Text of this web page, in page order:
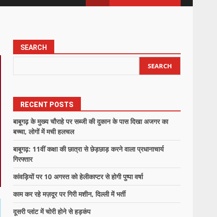
SEARCH
SEARCH
RECENT POSTS
बाबूगढ़ के मुख्य चौराहे पर सब्जी की दुकान के पास दिखा अजगर का
बच्चा, लोगों में मची हलचल
बाबूगढ़: 11वीं कक्षा की छात्रा से छेड़छाड़ करने वाला प्रधानाचार्य
गिरफ्तार
कांवड़ियों पर 10 अगस्त को हेलीकाप्टर से होगी पुष्पा वर्षा
काम कर रहे मज़दूर पर गिरी मशीन, दिल्ली में भर्ती
दूसरी प्लांट में चोरी होने से हड़कंप